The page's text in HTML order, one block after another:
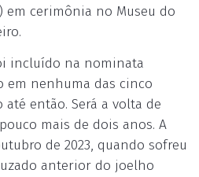
em cerimônia no Museu do
incluído na nominata
em nenhuma das cinco
então. Será a volta de
mais de dois anos. A
de 2023, quando sofreu
anterior do joelho